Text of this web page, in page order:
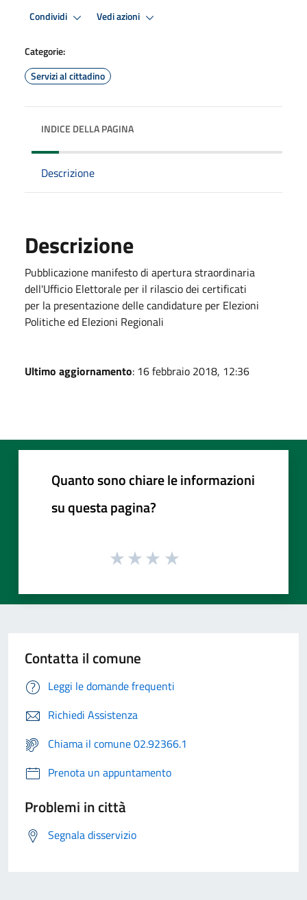
Condividi Vedi azioni
Categorie:
Servizi al cittadino
INDICE DELLA PAGINA
Descrizione
Descrizione
Pubblicazione manifesto di apertura straordinaria
dell'Ufficio Elettorale per il rilascio dei certificati
per la presentazione delle candidature per Elezioni
Politiche ed Elezioni Regionali
Ultimo aggiornamento: 16 febbraio 2018, 12:36
Quanto sono chiare le informazioni
su questa pagina?
Contatta il comune
Leggi le domande frequenti
Richiedi Assistenza
Chiama il comune 02.92366.1
Prenota un appuntamento
Problemi in città
Segnala disservizio